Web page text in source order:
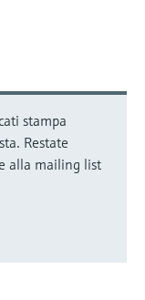
stampa
Restate
alla mailing list